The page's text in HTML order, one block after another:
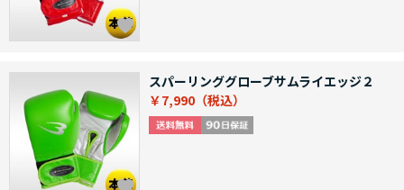
スパーリンググローブサムライエッジ２
￥7,990